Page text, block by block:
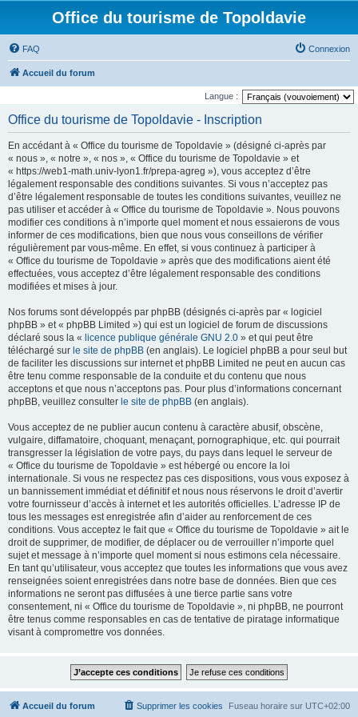
Office du tourisme de Topoldavie
FAQ Connexion
Accueil du forum
Langue :
Office du tourisme de Topoldavie - Inscription
En accédant à « Office du tourisme de Topoldavie » (désigné ci-après par
« nous », « notre », « nos », « Office du tourisme de Topoldavie » et
« https://web1-math.univ-lyon1.fr/prepa-agreg »), vous acceptez d’être
légalement responsable des conditions suivantes. Si vous n’acceptez pas
d’être légalement responsable de toutes les conditions suivantes, veuillez ne
pas utiliser et accéder à « Office du tourisme de Topoldavie ». Nous pouvons
modifier ces conditions à n’importe quel moment et nous essaierons de vous
informer de ces modifications, bien que nous vous conseillons de vérifier
régulièrement par vous-même. En effet, si vous continuez à participer à
« Office du tourisme de Topoldavie » après que des modifications aient été
effectuées, vous acceptez d’être légalement responsable des conditions
modifiées et mises à jour.
Nos forums sont développés par phpBB (désignés ci-après par « logiciel
phpBB » et « phpBB Limited ») qui est un logiciel de forum de discussions
déclaré sous la « licence publique générale GNU 2.0 » et qui peut être
téléchargé sur le site de phpBB (en anglais). Le logiciel phpBB a pour seul but
de faciliter les discussions sur internet et phpBB Limited ne peut en aucun cas
être tenu comme responsable de la conduite et du contenu que nous
acceptons et que nous n’acceptons pas. Pour plus d’informations concernant
phpBB, veuillez consulter le site de phpBB (en anglais).
Vous acceptez de ne publier aucun contenu à caractère abusif, obscène,
vulgaire, diffamatoire, choquant, menaçant, pornographique, etc. qui pourrait
transgresser la législation de votre pays, du pays dans lequel le serveur de
« Office du tourisme de Topoldavie » est hébergé ou encore la loi
internationale. Si vous ne respectez pas ces dispositions, vous vous exposez à
un bannissement immédiat et définitif et nous nous réservons le droit d’avertir
votre fournisseur d’accès à internet et les autorités officielles. L’adresse IP de
tous les messages est enregistrée afin d’aider au renforcement de ces
conditions. Vous acceptez le fait que « Office du tourisme de Topoldavie » ait le
droit de supprimer, de modifier, de déplacer ou de verrouiller n’importe quel
sujet et message à n’importe quel moment si nous estimons cela nécessaire.
En tant qu’utilisateur, vous acceptez que toutes les informations que vous avez
renseignées soient enregistrées dans notre base de données. Bien que ces
informations ne seront pas diffusées à une tierce partie sans votre
consentement, ni « Office du tourisme de Topoldavie », ni phpBB, ne pourront
être tenus comme responsables en cas de tentative de piratage informatique
visant à compromettre vos données.
Accueil du forum Fuseau horaire sur UTC+02:00
Supprimer les cookies